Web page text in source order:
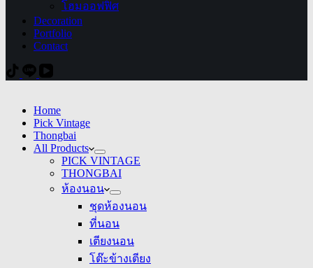
โฮมออฟฟิศ
Decoration
Portfolio
Contact
Home
Pick Vintage
Thongbai
All Products
PICK VINTAGE
THONGBAI
ห้องนอน
ชุดห้องนอน
ที่นอน
เตียงนอน
โต๊ะข้างเตียง